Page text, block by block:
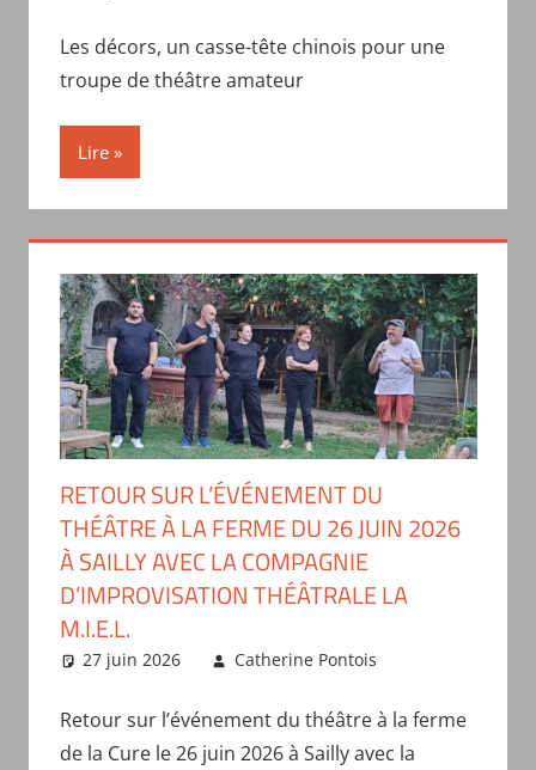
Ressources
Les décors, un casse-tête chinois pour une
troupe de théâtre amateur
Lire
RETOUR SUR L’ÉVÉNEMENT DU
THÉÂTRE À LA FERME DU 26 JUIN 2026
À SAILLY AVEC LA COMPAGNIE
D’IMPROVISATION THÉÂTRALE LA
M.I.E.L.
27 juin 2026 Catherine Pontois
par le comité
Retour sur l’événement du théâtre à la ferme
de la Cure le 26 juin 2026 à Sailly avec la